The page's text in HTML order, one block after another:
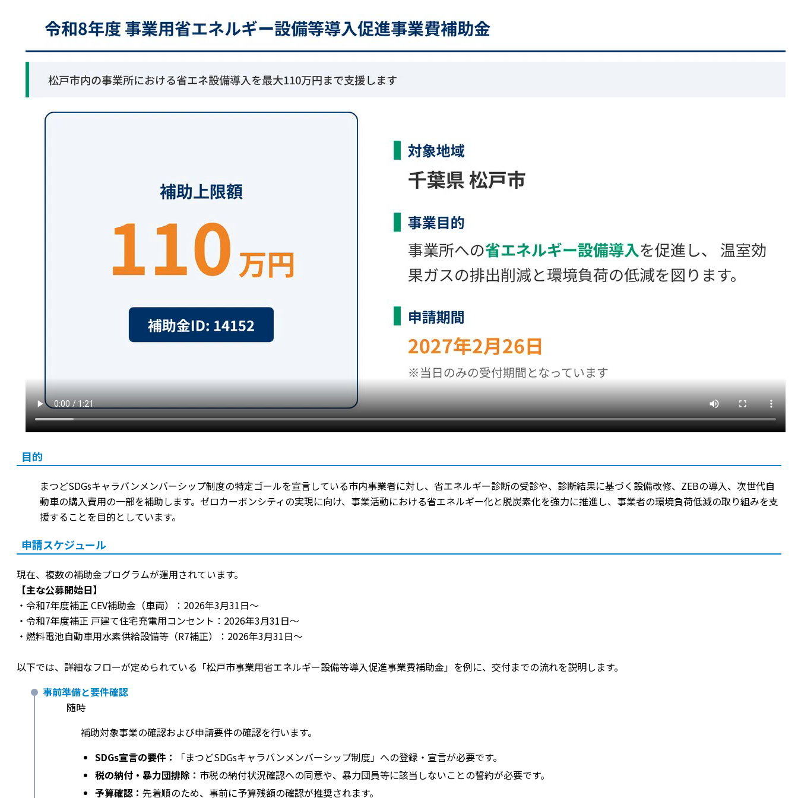
目的
まつどSDGsキャラバンメンバーシップ制度の特定ゴールを宣言している市内事業者に対し、省エネルギー診断の受診や、診断結果に基づく設備改修、ZEBの導入、次世代自
動車の購入費用の一部を補助します。ゼロカーボンシティの実現に向け、事業活動における省エネルギー化と脱炭素化を強力に推進し、事業者の環境負荷低減の取り組みを支
援することを目的としています。
申請スケジュール
現在、複数の補助金プログラムが運用されています。
【主な公募開始日】
・令和7年度補正 CEV補助金（車両）：2026年3月31日〜
・令和7年度補正 戸建て住宅充電用コンセント：2026年3月31日〜
・燃料電池自動車用水素供給設備等（R7補正）：2026年3月31日〜
以下では、詳細なフローが定められている「松戸市事業用省エネルギー設備等導入促進事業費補助金」を例に、交付までの流れを説明します。
事前準備と要件確認
随時
補助対象事業の確認および申請要件の確認を行います。
SDGs宣言の要件：
「まつどSDGsキャラバンメンバーシップ制度」への登録・宣言が必要です。
税の納付・暴力団排除： 市税の納付状況確認への同意や、暴力団員等に該当しないことの誓約が必要です。
予算確認： 先着順のため、事前に予算残額の確認が推奨されます。